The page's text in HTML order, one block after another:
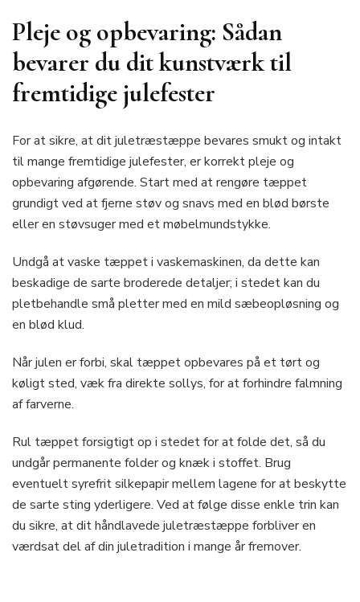
Pleje og opbevaring: Sådan
bevarer du dit kunstværk til
fremtidige julefester
For at sikre, at dit juletræstæppe bevares smukt og intakt
til mange fremtidige julefester, er korrekt pleje og
opbevaring afgørende. Start med at rengøre tæppet
grundigt ved at fjerne støv og snavs med en blød børste
eller en støvsuger med et møbelmundstykke.
Undgå at vaske tæppet i vaskemaskinen, da dette kan
beskadige de sarte broderede detaljer; i stedet kan du
pletbehandle små pletter med en mild sæbeopløsning og
en blød klud.
Når julen er forbi, skal tæppet opbevares på et tørt og
køligt sted, væk fra direkte sollys, for at forhindre falmning
af farverne.
Rul tæppet forsigtigt op i stedet for at folde det, så du
undgår permanente folder og knæk i stoffet. Brug
eventuelt syrefrit silkepapir mellem lagene for at beskytte
de sarte sting yderligere. Ved at følge disse enkle trin kan
du sikre, at dit håndlavede juletræstæppe forbliver en
værdsat del af din juletradition i mange år fremover.